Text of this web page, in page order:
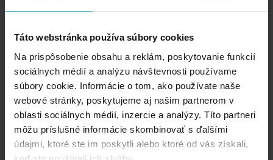
Táto webstránka používa súbory cookies
Na prispôsobenie obsahu a reklám, poskytovanie funkcií
sociálnych médií a analýzu návštevnosti používame
súbory cookie. Informácie o tom, ako používate naše
webové stránky, poskytujeme aj našim partnerom v
oblasti sociálnych médií, inzercie a analýzy. Títo partneri
môžu príslušné informácie skombinovať s ďalšími
údajmi, ktoré ste im poskytli alebo ktoré od vás získali,
Návod na kartušové filtrácie Intex C1500
Štítky
Florida Bazény s konštrukciou
Doporučené príslušenstvo (8)